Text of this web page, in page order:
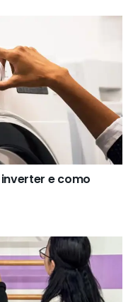
e como